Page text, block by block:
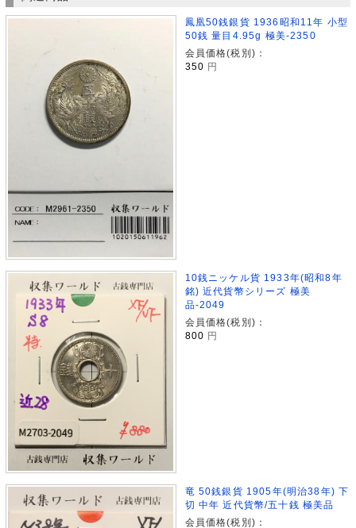
鳳凰50銭銀貨 1936昭和11年 小型
50銭 量目4.95g 極美-2350
会員価格(税別)：
350 円
10銭ニッケル貨 1933年(昭和8年
銘) 近代貨幣シリーズ 極美
品-2049
会員価格(税別)：
800 円
竜 50銭銀貨 1905年(明治38年) 下
切 中年 近代貨幣/五十銭 極美品
会員価格(税別)：